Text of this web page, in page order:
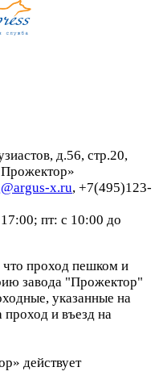
д.56, стр.20,
x.ru, +7(495)123-
пт: с 10:00 до
проход пешком и
завода "Прожектор"
указанные на
и въезд на
действует